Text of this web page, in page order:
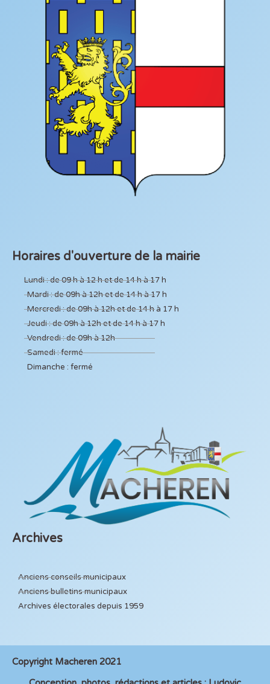
Horaires d'ouverture de la mairie
Lundi : de 09 h à 12 h et de 14 h à 17 h
Mardi : de 09h à 12h et de 14 h à 17 h
Mercredi : de 09h à 12h et de 14 h à 17 h
Jeudi : de 09h à 12h et de 14 h à 17 h
Vendredi : de 09h à 12h
Samedi : fermé
Dimanche : fermé
Archives
Anciens conseils municipaux
Anciens bulletins municipaux
Archives électorales depuis 1959
Copyright Macheren 2021